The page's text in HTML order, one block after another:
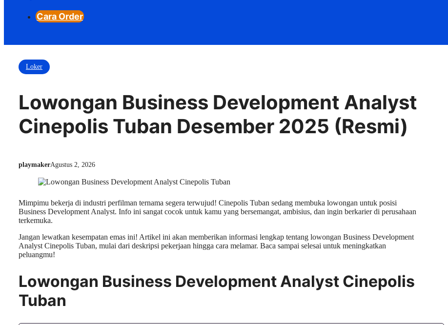
Cara Order
Loker
Lowongan Business Development Analyst
Cinepolis Tuban Desember 2025 (Resmi)
playmakerAgustus 2, 2026
Mimpimu bekerja di industri perfilman ternama segera terwujud! Cinepolis Tuban sedang membuka lowongan untuk posisi
Business Development Analyst. Info ini sangat cocok untuk kamu yang bersemangat, ambisius, dan ingin berkarier di perusahaan
terkemuka.
Jangan lewatkan kesempatan emas ini! Artikel ini akan memberikan informasi lengkap tentang lowongan Business Development
Analyst Cinepolis Tuban, mulai dari deskripsi pekerjaan hingga cara melamar. Baca sampai selesai untuk meningkatkan
peluangmu!
Lowongan Business Development Analyst Cinepolis
Tuban